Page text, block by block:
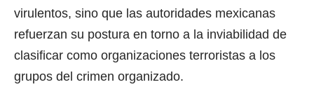
virulentos, sino que las autoridades mexicanas
refuerzan su postura en torno a la inviabilidad de
clasificar como organizaciones terroristas a los
grupos del crimen organizado.